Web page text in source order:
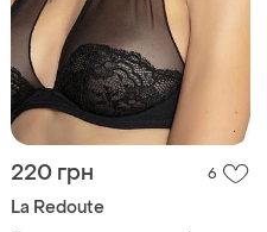
220 грн 6
La Redoute